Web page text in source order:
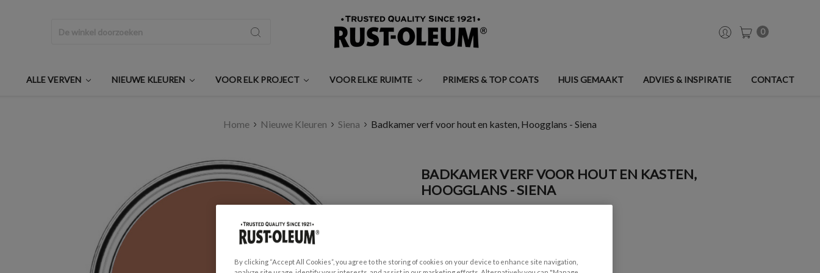
0
ALLE VERVEN NIEUWE KLEUREN VOOR ELK PROJECT VOOR ELKE RUIMTE PRIMERS & TOP COATS HUIS GEMAAKT ADVIES & INSPIRATIE CONTACT
Home Nieuwe Kleuren Siena Badkamer verf voor hout en kasten, Hoogglans - Siena
BADKAMER VERF VOOR HOUT EN KASTEN,
HOOGGLANS - SIENA
GESCHIKT VOOR:
By clicking “Accept All Cookies”, you agree to the storing of cookies on your device to enhance site navigation,